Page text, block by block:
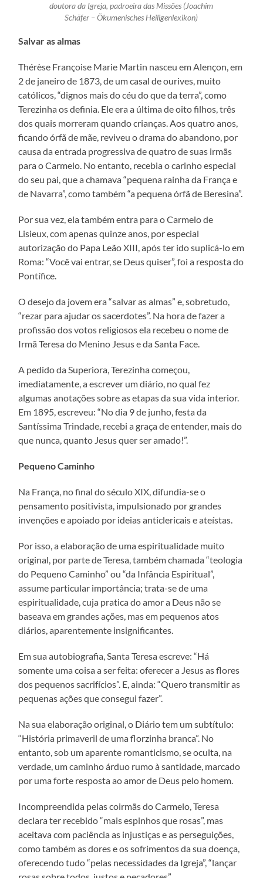
doutora da Igreja, padroeira das Missões (Joachim
Schäfer – Ökumenisches Heiligenlexikon)
Salvar as almas
Thérèse Françoise Marie Martin nasceu em Alençon, em
2 de janeiro de 1873, de um casal de ourives, muito
católicos, “dignos mais do céu do que da terra”, como
Terezinha os definia. Ele era a última de oito filhos, três
dos quais morreram quando crianças. Aos quatro anos,
ficando órfã de mãe, reviveu o drama do abandono, por
causa da entrada progressiva de quatro de suas irmãs
para o Carmelo. No entanto, recebia o carinho especial
do seu pai, que a chamava “pequena rainha da França e
de Navarra”, como também “a pequena órfã de Beresina”.
Por sua vez, ela também entra para o Carmelo de
Lisieux, com apenas quinze anos, por especial
autorização do Papa Leão XIII, após ter ido suplicá-lo em
Roma: “Você vai entrar, se Deus quiser”, foi a resposta do
Pontífice.
O desejo da jovem era “salvar as almas” e, sobretudo,
“rezar para ajudar os sacerdotes”. Na hora de fazer a
profissão dos votos religiosos ela recebeu o nome de
Irmã Teresa do Menino Jesus e da Santa Face.
A pedido da Superiora, Terezinha começou,
imediatamente, a escrever um diário, no qual fez
algumas anotações sobre as etapas da sua vida interior.
Em 1895, escreveu: “No dia 9 de junho, festa da
Santíssima Trindade, recebi a graça de entender, mais do
que nunca, quanto Jesus quer ser amado!”.
Pequeno Caminho
Na França, no final do século XIX, difundia-se o
pensamento positivista, impulsionado por grandes
invenções e apoiado por ideias anticlericais e ateístas.
Por isso, a elaboração de uma espiritualidade muito
original, por parte de Teresa, também chamada “teologia
do Pequeno Caminho” ou “da Infância Espiritual”,
assume particular importância; trata-se de uma
espiritualidade, cuja pratica do amor a Deus não se
baseava em grandes ações, mas em pequenos atos
diários, aparentemente insignificantes.
Em sua autobiografia, Santa Teresa escreve: “Há
somente uma coisa a ser feita: oferecer a Jesus as flores
dos pequenos sacrifícios”. E, ainda: “Quero transmitir as
pequenas ações que consegui fazer”.
Na sua elaboração original, o Diário tem um subtítulo:
“História primaveril de uma florzinha branca”. No
entanto, sob um aparente romanticismo, se oculta, na
verdade, um caminho árduo rumo à santidade, marcado
por uma forte resposta ao amor de Deus pelo homem.
Incompreendida pelas coirmãs do Carmelo, Teresa
declara ter recebido “mais espinhos que rosas”, mas
aceitava com paciência as injustiças e as perseguições,
como também as dores e os sofrimentos da sua doença,
oferecendo tudo “pelas necessidades da Igreja”, “lançar